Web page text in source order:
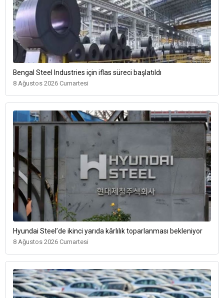
Bengal Steel Industries için iflas süreci başlatıldı
8 Ağustos 2026 Cumartesi
Hyundai Steel’de ikinci yarıda kârlılık toparlanması bekleniyor
8 Ağustos 2026 Cumartesi